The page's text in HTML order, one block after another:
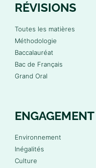
RÉVISIONS
Toutes les matières
Méthodologie
Baccalauréat
Bac de Français
Grand Oral
ENGAGEMENT
Environnement
Inégalités
Culture